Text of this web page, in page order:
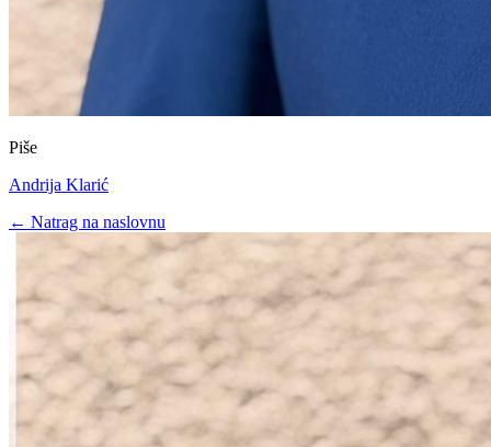
Piše
Andrija Klarić
← Natrag na naslovnu